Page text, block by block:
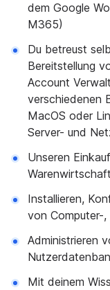
dem Google
M365)
Du betreust
Bereitstellung
Account
verschiedenen
MacOS oder
Server- und
Unseren
Warenwirtschaft
Installieren,
von Computer-
Administrieren
Mit deinem